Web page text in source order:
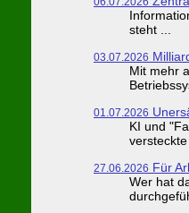
steht ...
03.07.2026
Mit mehr
01.07.2026
KI und
versteckte
27.06.2026 Für
Wer hat